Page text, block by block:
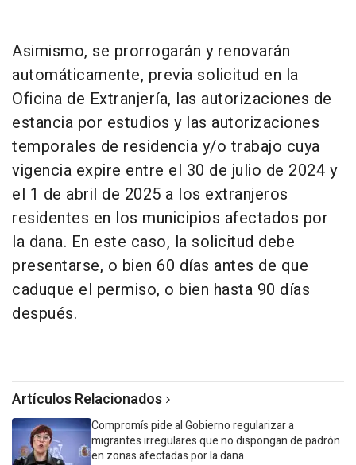
Asimismo, se prorrogarán y renovarán
automáticamente, previa solicitud en la
Oficina de Extranjería, las autorizaciones de
estancia por estudios y las autorizaciones
temporales de residencia y/o trabajo cuya
vigencia expire entre el 30 de julio de 2024 y
el 1 de abril de 2025 a los extranjeros
residentes en los municipios afectados por
la dana. En este caso, la solicitud debe
presentarse, o bien 60 días antes de que
caduque el permiso, o bien hasta 90 días
después.
Artículos Relacionados
Compromís pide al Gobierno regularizar a
migrantes irregulares que no dispongan de padrón
en zonas afectadas por la dana